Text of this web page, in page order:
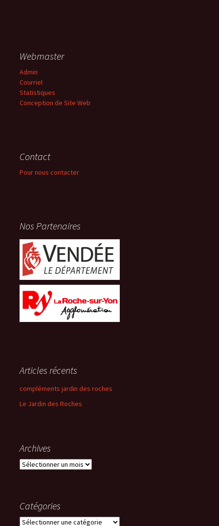
Webmaster
Admin
Courriel
Statistiques
Conception de Site Web
Contact
Pour nous contacter
Nos Partenaires
Articles récents
compléments jardin des roches
Le Jardin des Roches
Archives
Archives
Catégories
Catégories